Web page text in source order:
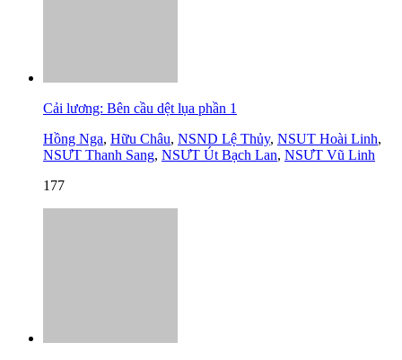
Cải lương: Bên cầu dệt lụa phần 1
Hồng Nga, Hữu Châu, NSND Lệ Thủy, NSUT Hoài Linh,
NSƯT Thanh Sang, NSƯT Út Bạch Lan, NSƯT Vũ Linh
177